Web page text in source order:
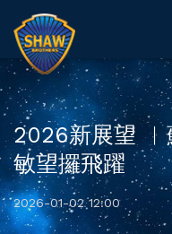
2026新展望 ︳
敏望攞飛躍
2026-01-02 12:00